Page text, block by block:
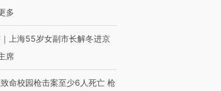
多
｜上海55岁女副市长解冬进京
席
命校园枪击案至少6人死亡 枪